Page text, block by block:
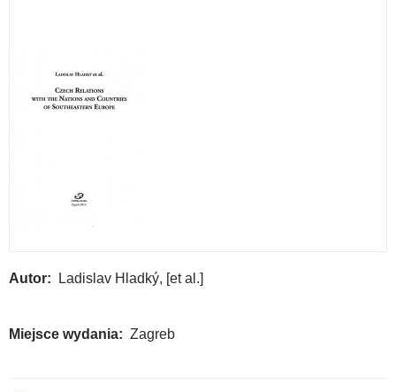
Autor Ladislav Hladký, [et al.]
Miejsce wydania Zagreb